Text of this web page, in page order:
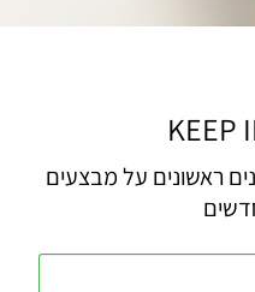
KEEP
ראשונים על מבצעים